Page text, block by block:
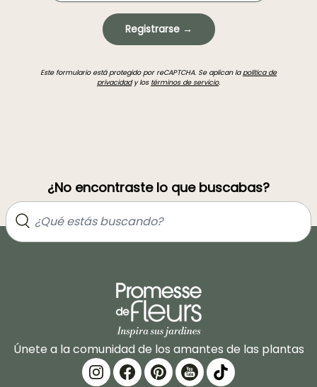
Registrarse →
Este formulario está protegido por reCAPTCHA. Se aplican lapolítica de
privacidady los términos de servicio.
¿No encontraste lo que buscabas?
Únete a la comunidad de los amantes de las plantas